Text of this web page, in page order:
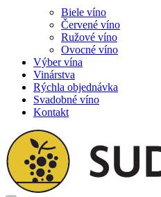
Biele víno
Červené víno
Ružové víno
Ovocné víno
Výber vína
Vinárstva
Rýchla objednávka
Svadobné víno
Kontakt